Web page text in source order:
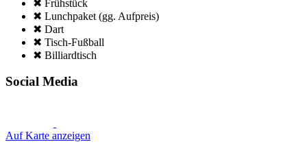
✖ Frühstück
✖ Lunchpaket (gg. Aufpreis)
✖ Dart
✖ Tisch-Fußball
✖ Billiardtisch
Social Media
Auf Karte anzeigen